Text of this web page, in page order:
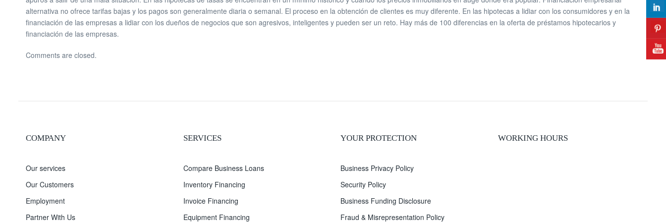
alternativa no ofrece tarifas bajas y los pagos son generalmente diaria o semanal. El proceso en la obtención de clientes es muy diferente. En las hipotecas a lidiar con los consumidores y en la
financiación de las empresas a lidiar con los dueños de negocios que son agresivos, inteligentes y pueden ser un reto. Hay más de 100 diferencias en la oferta de préstamos hipotecarios y
financiación de las empresas.
Comments are closed.
COMPANY
Our services
Our Customers
Employment
Partner With Us
SERVICES
Compare Business Loans
Inventory Financing
Invoice Financing
Equipment Financing
YOUR PROTECTION
Business Privacy Policy
Security Policy
Business Funding Disclosure
Fraud & Misrepresentation Policy
WORKING HOURS